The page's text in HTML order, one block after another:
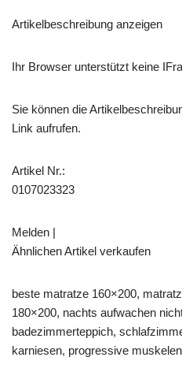
Artikelbeschreibung anzeigen
Ihr Browser unterstützt keine
Sie können die
Link aufrufen.
Artikel Nr.:
0107023323
Melden |
Ähnlichen Artikel verkaufen
beste matratze 160×200,
180×200, nachts aufwachen
badezimmerteppich,
karniesen, progressive